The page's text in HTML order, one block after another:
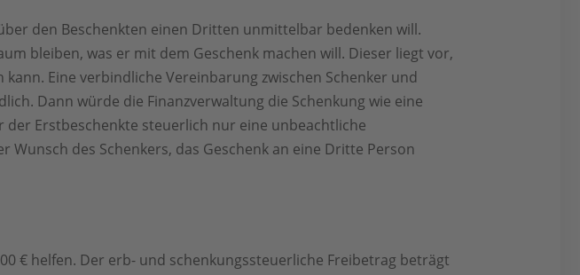
den Beschenkten einen Dritten unmittelbar bedenken will.
bleiben, was er mit dem Geschenk machen will. Dieser liegt vor,
Eine verbindliche Vereinbarung zwischen Schenker und
Dann würde die Finanzverwaltung die Schenkung wie eine
der Erstbeschenkte steuerlich nur eine unbeachtliche
des Schenkers, das Geschenk an eine Dritte Person
€ helfen. Der erb- und schenkungssteuerliche Freibetrag beträgt